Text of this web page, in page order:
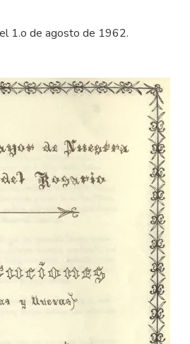
1.o de agosto de 1962.